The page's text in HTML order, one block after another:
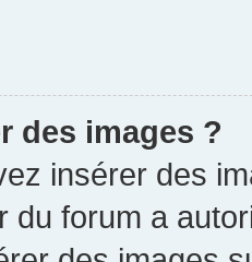
des images ?
insérer des
du forum a